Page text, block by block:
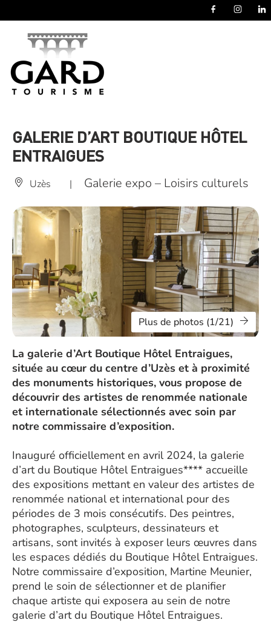
GALERIE D’ART BOUTIQUE HÔTEL
ENTRAIGUES
Uzès | Galerie expo – Loisirs culturels
Plus de photos (1/21)
La galerie d’Art Boutique Hôtel Entraigues,
située au cœur du centre d’Uzès et à proximité
des monuments historiques, vous propose de
découvrir des artistes de renommée nationale
et internationale sélectionnés avec soin par
notre commissaire d’exposition.
Inauguré officiellement en avril 2024, la galerie
d’art du Boutique Hôtel Entraigues**** accueille
des expositions mettant en valeur des artistes de
renommée national et international pour des
périodes de 3 mois consécutifs. Des peintres,
photographes, sculpteurs, dessinateurs et
artisans, sont invités à exposer leurs œuvres dans
les espaces dédiés du Boutique Hôtel Entraigues.
Notre commissaire d’exposition, Martine Meunier,
prend le soin de sélectionner et de planifier
chaque artiste qui exposera au sein de notre
galerie d’art du Boutique Hôtel Entraigues.